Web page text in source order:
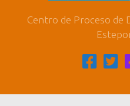
Centro de Proceso de